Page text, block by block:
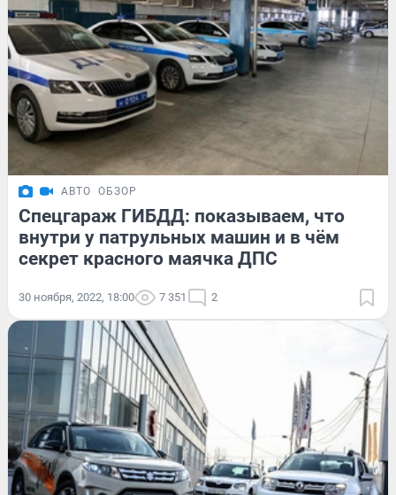
АВТО ОБЗОР
Спецгараж ГИБДД: показываем, что
внутри у патрульных машин и в чём
секрет красного маячка ДПС
30 ноября, 2022, 18:00 7 351 2